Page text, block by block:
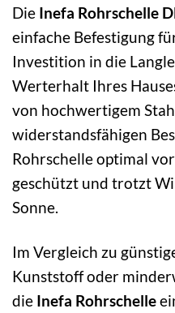
Die Inefa Rohrschelle
einfache Befestigung
Investition in die
Werterhalt Ihres
von hochwertigem
widerstandsfähigen
Rohrschelle optimal
geschützt und trotzt
Sonne.
Im Vergleich zu
Kunststoff oder
die Inefa Rohrschelle